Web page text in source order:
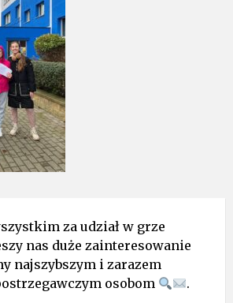
za udział w grze
nas duże zainteresowanie
najszybszym i zarazem
osobom
.